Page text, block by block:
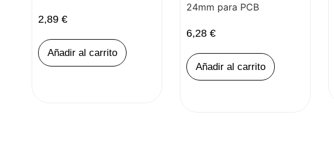
2,89 €
Añadir al carrito
24mm para PCB
6,28€
Añadir al carrito